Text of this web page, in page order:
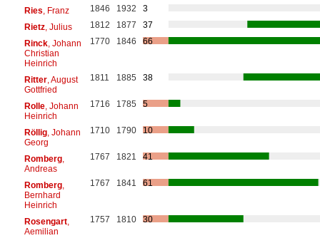
Ries , Franz 1846 1932
3
Rietz, Julius 1812 1877
37
Rinck, Johann
Christian
Heinrich
1770 1846 66
Ritter, August
Gottfried
1811 1885 38
Rolle, Johann
Heinrich
1716 1785 5
Röllig, Johann
Georg
1710 1790 10
Romberg,
Andreas
1767 1821 41
Romberg,
Bernhard
Heinrich
1767 1841 61
Rosengart,
Aemilian
1757 1810 30